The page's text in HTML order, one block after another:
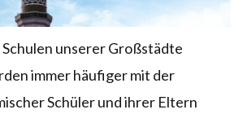
unserer Großstädte
immer häufiger mit der
Schüler und ihrer Eltern